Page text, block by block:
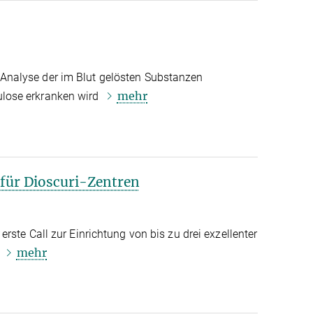
der im Blut gelösten Substanzen
erkranken wird
mehr
Dioscuri-Zentren
Call zur Einrichtung von bis zu drei exzellenter
mehr